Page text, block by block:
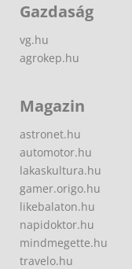
Gazdaság
vg.hu
agrokep.hu
Magazin
astronet.hu
automotor.hu
lakaskultura.hu
gamer.origo.hu
likebalaton.hu
napidoktor.hu
mindmegette.hu
travelo.hu